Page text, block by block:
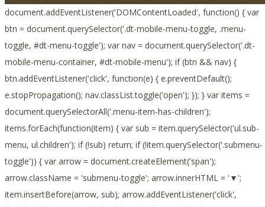
document.addEventListener('DOMContentLoaded', function() { var
btn = document.querySelector('.dt-mobile-menu-toggle, .menu-
toggle, #dt-menu-toggle'); var nav = document.querySelector('.dt-
mobile-menu-container, #dt-mobile-menu'); if (btn && nav) {
btn.addEventListener('click', function(e) { e.preventDefault();
e.stopPropagation(); nav.classList.toggle('open'); }); } var items =
document.querySelectorAll('.menu-item-has-children');
items.forEach(function(item) { var sub = item.querySelector('ul.sub-
menu, ul.children'); if (!sub) return; if (!item.querySelector('.submenu-
toggle')) { var arrow = document.createElement('span');
arrow.className = 'submenu-toggle'; arrow.innerHTML = '▼';
item.insertBefore(arrow, sub); arrow.addEventListener('click',